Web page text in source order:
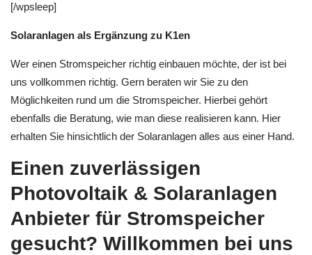
[/wpsleep]
Solaranlagen als Ergänzung zu K1en
Wer einen Stromspeicher richtig einbauen möchte, der ist bei
uns vollkommen richtig. Gern beraten wir Sie zu den
Möglichkeiten rund um die Stromspeicher. Hierbei gehört
ebenfalls die Beratung, wie man diese realisieren kann. Hier
erhalten Sie hinsichtlich der Solaranlagen alles aus einer Hand.
Einen zuverlässigen
Photovoltaik & Solaranlagen
Anbieter für Stromspeicher
gesucht? Willkommen bei uns